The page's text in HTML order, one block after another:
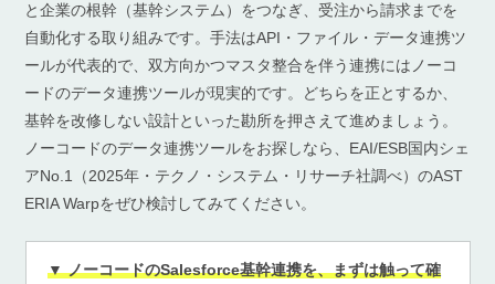
と企業の根幹（基幹システム）をつなぎ、受注から請求までを
自動化する取り組みです。手法はAPI・ファイル・データ連携ツ
ールが代表的で、双方向かつマスタ整合を伴う連携にはノーコ
ードのデータ連携ツールが現実的です。どちらを正とするか、
基幹を改修しない設計といった勘所を押さえて進めましょう。
ノーコードのデータ連携ツールをお探しなら、EAI/ESB国内シェ
アNo.1（2025年・テクノ・システム・リサーチ社調べ）のAST
ERIA Warpをぜひ検討してみてください。
▼ ノーコードのSalesforce基幹連携を、まずは触って確